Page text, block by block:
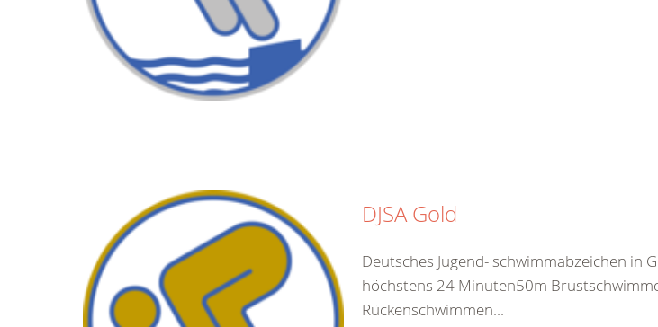
DJSA Gold
Deutsches Jugend- schwimmabzeichen in
höchstens 24 Minuten50m
Rückenschwimmen...